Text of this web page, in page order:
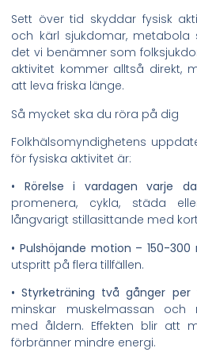
Sett över tid skyddar fysisk
och kärl sjukdomar,
det vi benämner som
aktivitet kommer alltså direkt,
att leva friska länge.
Så mycket ska du röra på dig
Folkhälsomyndighetens
för fysiska aktivitet är:
• Rörelse i vardagen varje
promenera, cykla, städa
långvarigt stillasittande med
• Pulshöjande motion – 150-
utspritt på flera tillfällen.
•Styrketräning två gånger per
minskar muskelmassan och
med åldern. Effekten blir att
förbränner mindre energi.